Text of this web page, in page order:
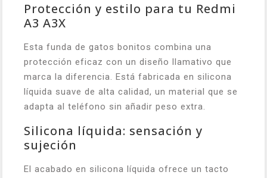
Protección y estilo para tu Redmi
A3 A3X
Esta funda de gatos bonitos combina una
protección eficaz con un diseño llamativo que
marca la diferencia. Está fabricada en silicona
líquida suave de alta calidad, un material que se
adapta al teléfono sin añadir peso extra.
Silicona líquida: sensación y
sujeción
El acabado en silicona líquida ofrece un tacto